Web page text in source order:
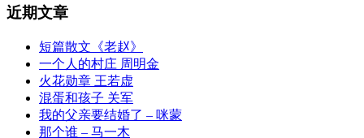
近期文章
短篇散文《老赵》
一个人的村庄 周明金
火花勋章 王若虚
混蛋和孩子 关军
我的父亲要结婚了 – 咪蒙
那个谁 – 马一木